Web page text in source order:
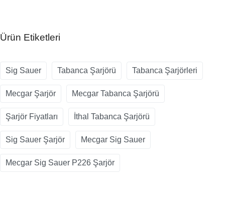
Ürün Etiketleri
Sig Sauer Tabanca Şarjörü Tabanca Şarjörleri
Mecgar Şarjör Mecgar Tabanca Şarjörü
Şarjör Fiyatları İthal Tabanca Şarjörü
Sig Sauer Şarjör Mecgar Sig Sauer
Mecgar Sig Sauer P226 Şarjör